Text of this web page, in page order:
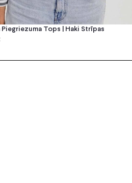
Piegriezuma Tops | Haki Strīpas